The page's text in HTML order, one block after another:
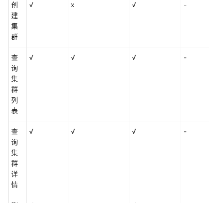
API
创
建
集
群
√ x √ -
查
询
集
群
列
表
√ √ √ -
查
询
集
群
详
情
√ √ √ -